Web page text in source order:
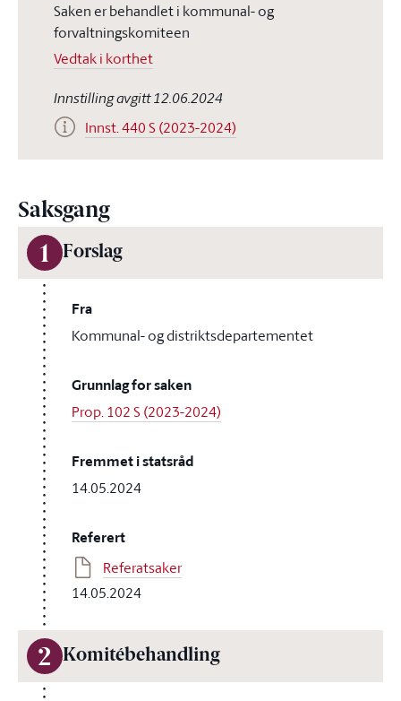
Saken er behandlet i kommunal- og
forvaltningskomiteen
Vedtak i korthet
Innstilling avgitt 12.06.2024
Innst. 440 S (2023-2024)
Saksgang
1 Forslag
Fra
Kommunal- og distriktsdepartementet
Grunnlag for saken
Prop. 102 S (2023-2024)
Fremmet i statsråd
14.05.2024
Referert
Referatsaker
14.05.2024
2 Komitébehandling